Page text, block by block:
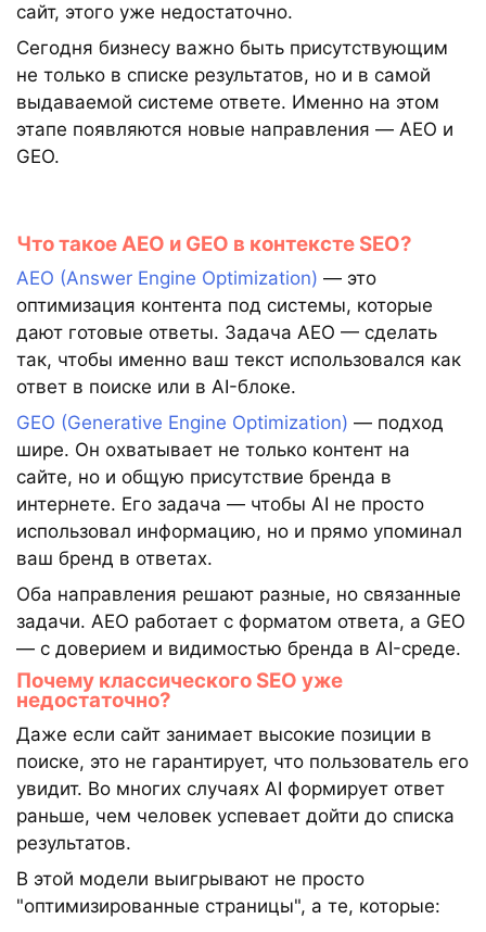
сайт, этого уже недостаточно.
Сегодня бизнесу важно быть присутствующим
не только в списке результатов, но и в самой
выдаваемой системе ответе. Именно на этом
этапе появляются новые направления — AEO и
GEO.
Что такое AEO и GEO в контексте SEO?
AEO (Answer Engine Optimization) — это
оптимизация контента под системы, которые
дают готовые ответы. Задача AEO — сделать
так, чтобы именно ваш текст использовался как
ответ в поиске или в AI-блоке.
GEO (Generative Engine Optimization) — подход
шире. Он охватывает не только контент на
сайте, но и общую присутствие бренда в
интернете. Его задача — чтобы AI не просто
использовал информацию, но и прямо упоминал
ваш бренд в ответах.
Оба направления решают разные, но связанные
задачи. AEO работает с форматом ответа, а GEO
— с доверием и видимостью бренда в AI-среде.
Почему классического SEO уже
недостаточно?
Даже если сайт занимает высокие позиции в
поиске, это не гарантирует, что пользователь его
увидит. Во многих случаях AI формирует ответ
раньше, чем человек успевает дойти до списка
результатов.
В этой модели выигрывают не просто
"оптимизированные страницы", а те, которые: